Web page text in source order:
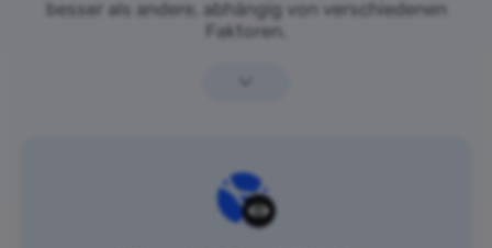
besser als andere, abhängig von verschiedenen
Faktoren.